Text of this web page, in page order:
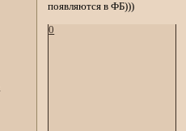
появляются в ФБ)))
0